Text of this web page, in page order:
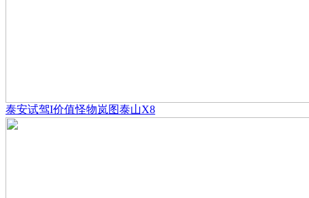
泰安试驾I价值怪物岚图泰山X8